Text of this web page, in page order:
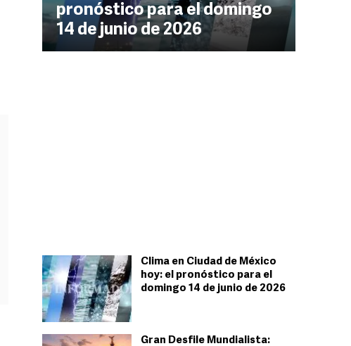
pronóstico para el domingo
14 de junio de 2026
Clima en Ciudad de México
hoy: el pronóstico para el
domingo 14 de junio de 2026
Gran Desfile Mundialista: